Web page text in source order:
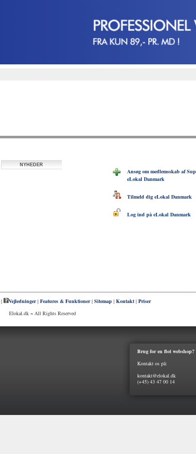
NYHEDER
Ansøg om medlemsskab af
eLokal Danmark
Tilmeld dig eLokal Danmark
Log ind på eLokal Danmark
| Vejledninger| Features & Funktioner| Sitemap | Kontakt | Priser
Elokal.dk ~ All Rights Reserved
Brug for en flot webshop?
Kontakt os på:
kontakt@elokal.dk
(+45) 43 47 00 14